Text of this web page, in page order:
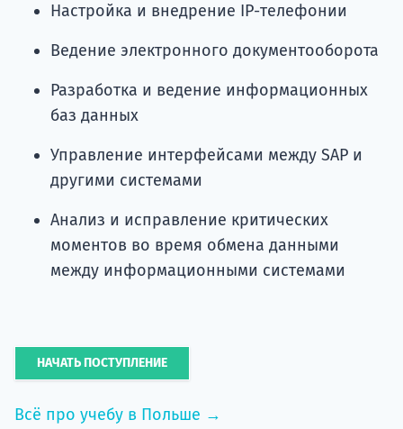
Настройка и внедрение ІР-телефонии
Ведение электронного документооборота
Разработка и ведение информационных
баз данных
Управление интерфейсами между SAP и
другими системами
Анализ и исправление критических
моментов во время обмена данными
между информационными системами
НАЧАТЬ ПОСТУПЛЕНИЕ
Всё про учебу в Польше →